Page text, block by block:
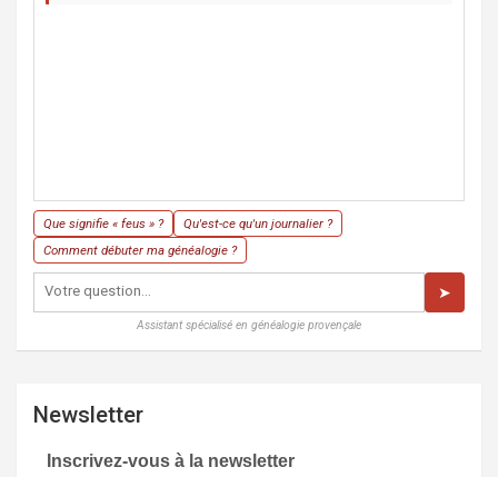
Que signifie « feus » ?
Qu'est-ce qu'un journalier ?
Comment débuter ma généalogie ?
➤
Assistant spécialisé en généalogie provençale
Newsletter
Inscrivez-vous à la newsletter